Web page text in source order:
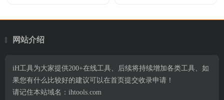
网站介绍
iH工具为大家提供200+在线工具、后续将持续增加各类工具、如
果您有什么比较好的建议可以在首页提交收录申请！
请记住本站域名：ihtools.com